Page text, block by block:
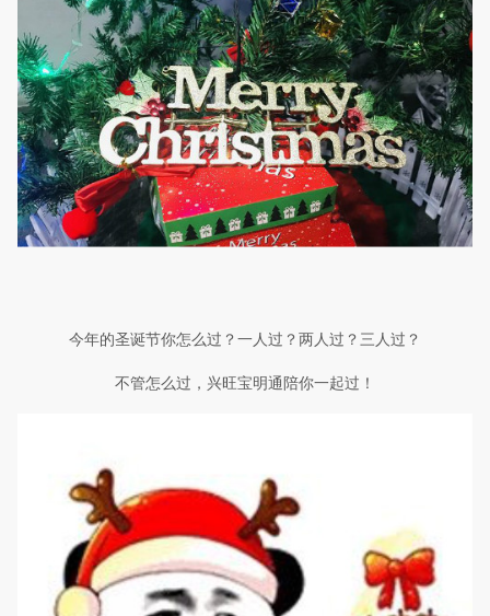
今年的圣诞节你怎么过？一人过？两人过？三人过？
不管怎么过，兴旺宝明通陪你一起过！